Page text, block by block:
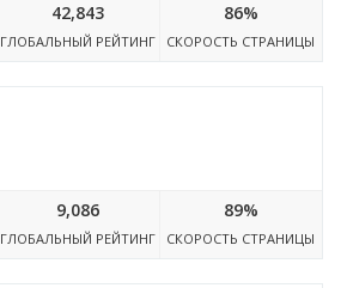
42,843
ГЛОБАЛЬНЫЙ РЕЙТИНГ
86%
СКОРОСТЬ СТРАНИЦЫ
9,086
ГЛОБАЛЬНЫЙ РЕЙТИНГ
89%
СКОРОСТЬ СТРАНИЦЫ